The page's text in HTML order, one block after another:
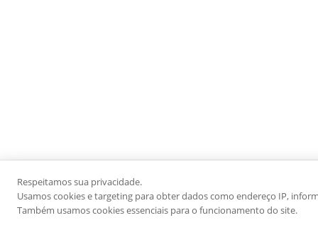
Respeitamos sua privacidade.
Usamos cookies e targeting para obter dados como endereço IP,
Também usamos cookies essenciais para o funcionamento do site.